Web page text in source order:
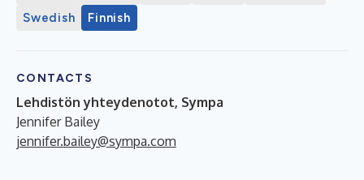
Swedish
Finnish
CONTACTS
Lehdistön yhteydenotot, Sympa
Jennifer Bailey
jennifer.bailey@sympa.com